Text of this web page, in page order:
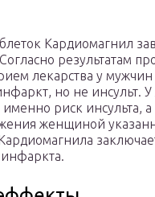
Кардиомагнил
результатам
лекарства у мужчин
но не инсульт.
именно риск инсульта,
женщиной